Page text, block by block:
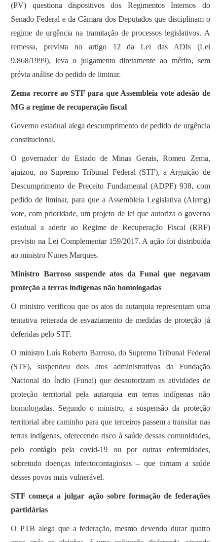
(PV) questiona dispositivos dos Regimentos Internos do
Senado Federal e da Câmara dos Deputados que disciplinam o
regime de urgência na tramitação de processos legislativos. A
remessa, prevista no artigo 12 da Lei das ADIs (Lei
9.868/1999), leva o julgamento diretamente ao mérito, sem
prévia análise do pedido de liminar.
Zema recorre ao STF para que Assembleia vote adesão de
MG a regime de recuperação fiscal
Governo estadual alega descumprimento de pedido de urgência
constitucional.
O governador do Estado de Minas Gerais, Romeu Zema,
ajuizou, no Supremo Tribunal Federal (STF), a Arguição de
Descumprimento de Preceito Fundamental (ADPF) 938, com
pedido de liminar, para que a Assembleia Legislativa (Alemg)
vote, com prioridade, um projeto de lei que autoriza o governo
estadual a aderir ao Regime de Recuperação Fiscal (RRF)
previsto na Lei Complementar 159/2017. A ação foi distribuída
ao ministro Nunes Marques.
Ministro Barroso suspende atos da Funai que negavam
proteção a terras indígenas não homologadas
O ministro verificou que os atos da autarquia representam uma
tentativa reiterada de esvaziamento de medidas de proteção já
deferidas pelo STF.
O ministro Luís Roberto Barroso, do Supremo Tribunal Federal
(STF), suspendeu dois atos administrativos da Fundação
Nacional do Índio (Funai) que desautorizam as atividades de
proteção territorial pela autarquia em terras indígenas não
homologadas. Segundo o ministro, a suspensão da proteção
territorial abre caminho para que terceiros passem a transitar nas
terras indígenas, oferecendo risco à saúde dessas comunidades,
pelo contágio pela covid-19 ou por outras enfermidades,
sobretudo doenças infectocontagiosas – que tornam a saúde
desses povos mais vulnerável.
STF começa a julgar ação sobre formação de federações
partidárias
O PTB alega que a federação, mesmo devendo durar quatro